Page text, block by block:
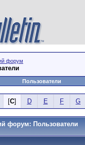
форум
Пользователи
[C] D E F G
форум: Пользователи